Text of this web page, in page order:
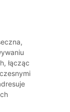
łącząc